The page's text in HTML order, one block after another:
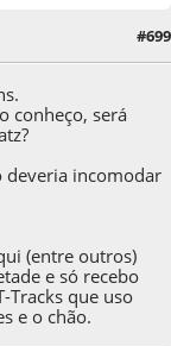
#699
conheço, será
deveria incomodar
(entre outros)
e só recebo
Tracks que uso
e o chão.